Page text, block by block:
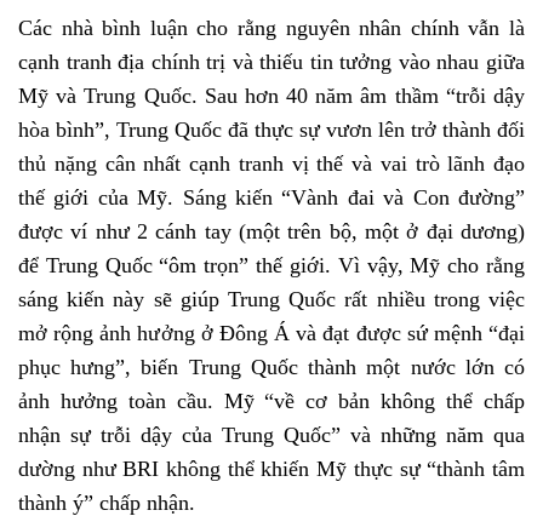
Các nhà bình luận cho rằng nguyên nhân chính vẫn là
cạnh tranh địa chính trị và thiếu tin tưởng vào nhau giữa
Mỹ và Trung Quốc. Sau hơn 40 năm âm thầm “trỗi dậy
hòa bình”, Trung Quốc đã thực sự vươn lên trở thành đối
thủ nặng cân nhất cạnh tranh vị thế và vai trò lãnh đạo
thế giới của Mỹ. Sáng kiến “Vành đai và Con đường”
được ví như 2 cánh tay (một trên bộ, một ở đại dương)
để Trung Quốc “ôm trọn” thế giới. Vì vậy, Mỹ cho rằng
sáng kiến này sẽ giúp Trung Quốc rất nhiều trong việc
mở rộng ảnh hưởng ở Đông Á và đạt được sứ mệnh “đại
phục hưng”, biến Trung Quốc thành một nước lớn có
ảnh hưởng toàn cầu. Mỹ “về cơ bản không thể chấp
nhận sự trỗi dậy của Trung Quốc” và những năm qua
dường như BRI không thể khiến Mỹ thực sự “thành tâm
thành ý” chấp nhận.